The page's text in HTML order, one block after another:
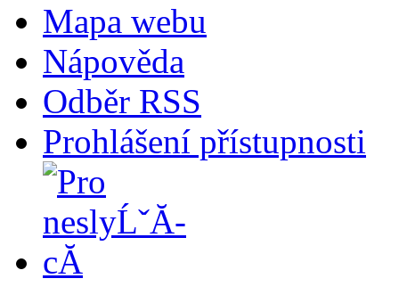
Mapa webu
Nápověda
Odběr RSS
Prohlášení přístupnosti